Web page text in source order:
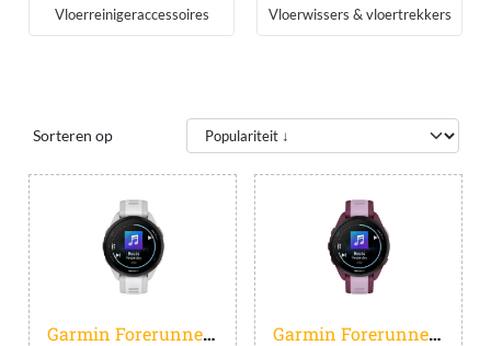
Vloerreinigeraccessoires
Vloerwissers & vloertrekkers
Sorteren op
Garmin Forerunner 165 Music Grijs/Wit Garmin Forerunner 165 Music Paars